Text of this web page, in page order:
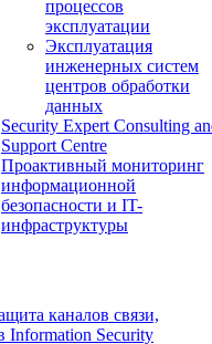
процессов
эксплуатации
Эксплуатация
инженерных систем
центров обработки
данных
Security Expert Consulting
Support Centre
Проактивный мониторинг
информационной
безопасности и IT-
инфраструктуры